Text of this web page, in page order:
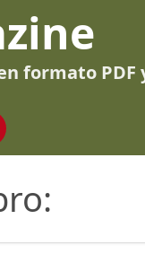
formato PDF